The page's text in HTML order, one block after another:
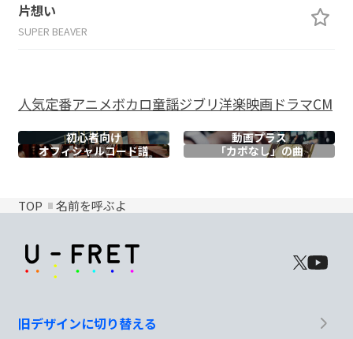
片想い
SUPER BEAVER
人気定番アニメボカロ童謡ジブリ洋楽映画ドラマCM
初心者向け
動画プラス
オフィシャルコード譜 「カポなし」の曲
TOP 名前を呼ぶよ
旧デザインに切り替える